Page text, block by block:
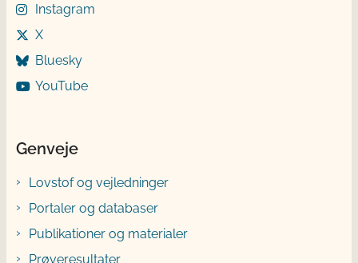
Instagram
X
Bluesky
YouTube
Genveje
Lovstof og vejledninger
Portaler og databaser
Publikationer og materialer
Prøveresultater